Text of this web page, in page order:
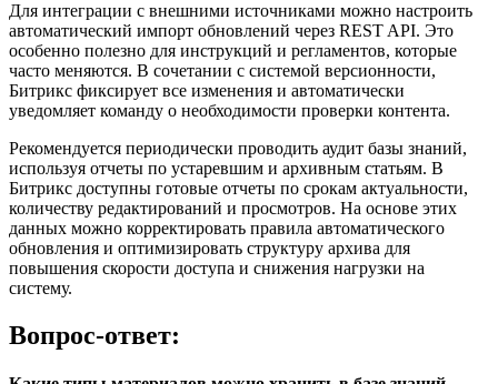
Для интеграции с внешними источниками можно настроить
автоматический импорт обновлений через REST API. Это
особенно полезно для инструкций и регламентов, которые
часто меняются. В сочетании с системой версионности,
Битрикс фиксирует все изменения и автоматически
уведомляет команду о необходимости проверки контента.
Рекомендуется периодически проводить аудит базы знаний,
используя отчеты по устаревшим и архивным статьям. В
Битрикс доступны готовые отчеты по срокам актуальности,
количеству редактирований и просмотров. На основе этих
данных можно корректировать правила автоматического
обновления и оптимизировать структуру архива для
повышения скорости доступа и снижения нагрузки на
систему.
Вопрос-ответ: